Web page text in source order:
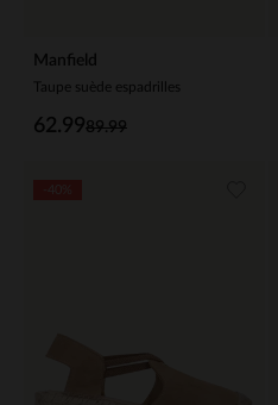
Manfield
Taupe suède espadrilles
89.99
62.99